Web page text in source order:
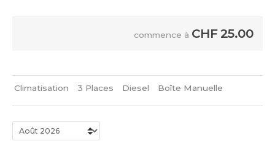
commence à CHF 25.00
Climatisation 3 Places Diesel Boîte Manuelle